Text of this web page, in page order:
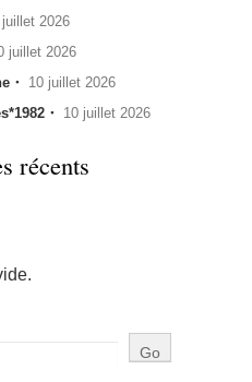
juillet 2026
juillet 2026
・ 10 juillet 2026
・ 10 juillet 2026
récents